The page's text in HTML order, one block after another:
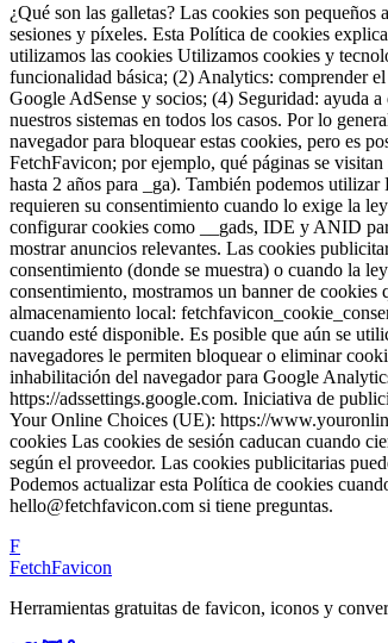
¿Qué son las galletas? Las cookies son
sesiones y píxeles. Esta Política de cookies
utilizamos las cookies Utilizamos cookies y
funcionalidad básica; (2) Analytics: comprender
Google AdSense y socios; (4) Seguridad: ayuda
nuestros sistemas en todos los casos. Por lo
navegador para bloquear estas cookies, pero es
FetchFavicon; por ejemplo, qué páginas se
hasta 2 años para _ga). También podemos
requieren su consentimiento cuando lo exige la
configurar cookies como __gads, IDE y ANID
mostrar anuncios relevantes. Las cookies
consentimiento (donde se muestra) o cuando la
consentimiento, mostramos un banner de cookies
almacenamiento local:
cuando esté disponible. Es posible que aún se
navegadores le permiten bloquear o eliminar
inhabilitación del navegador para Google
https://adssettings.google.com. Iniciativa de
Your Online Choices (UE): https://
cookies Las cookies de sesión caducan cuando
según el proveedor. Las cookies publicitarias
Podemos actualizar esta Política de cookies
hello@fetchfavicon.com si tiene preguntas.
F
FetchFavicon
Herramientas gratuitas de favicon, iconos y